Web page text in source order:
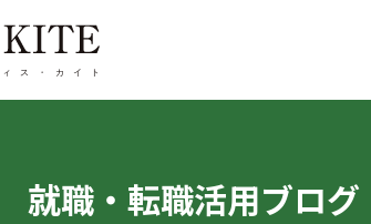
就職・転職活用ブログ